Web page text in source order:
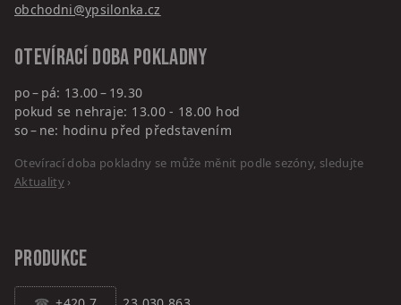
obchodni@ypsilonka.cz
Otevírací doba pokladny
po – pá: 13.00 – 19.30
pokud se nehraje: 13.00 - 18.00 hod
so – ne: hodinu před představením
Otevírací doba pokladny se může měnit podle sezóny, sledujte
Aktuality›
PRODUKCE